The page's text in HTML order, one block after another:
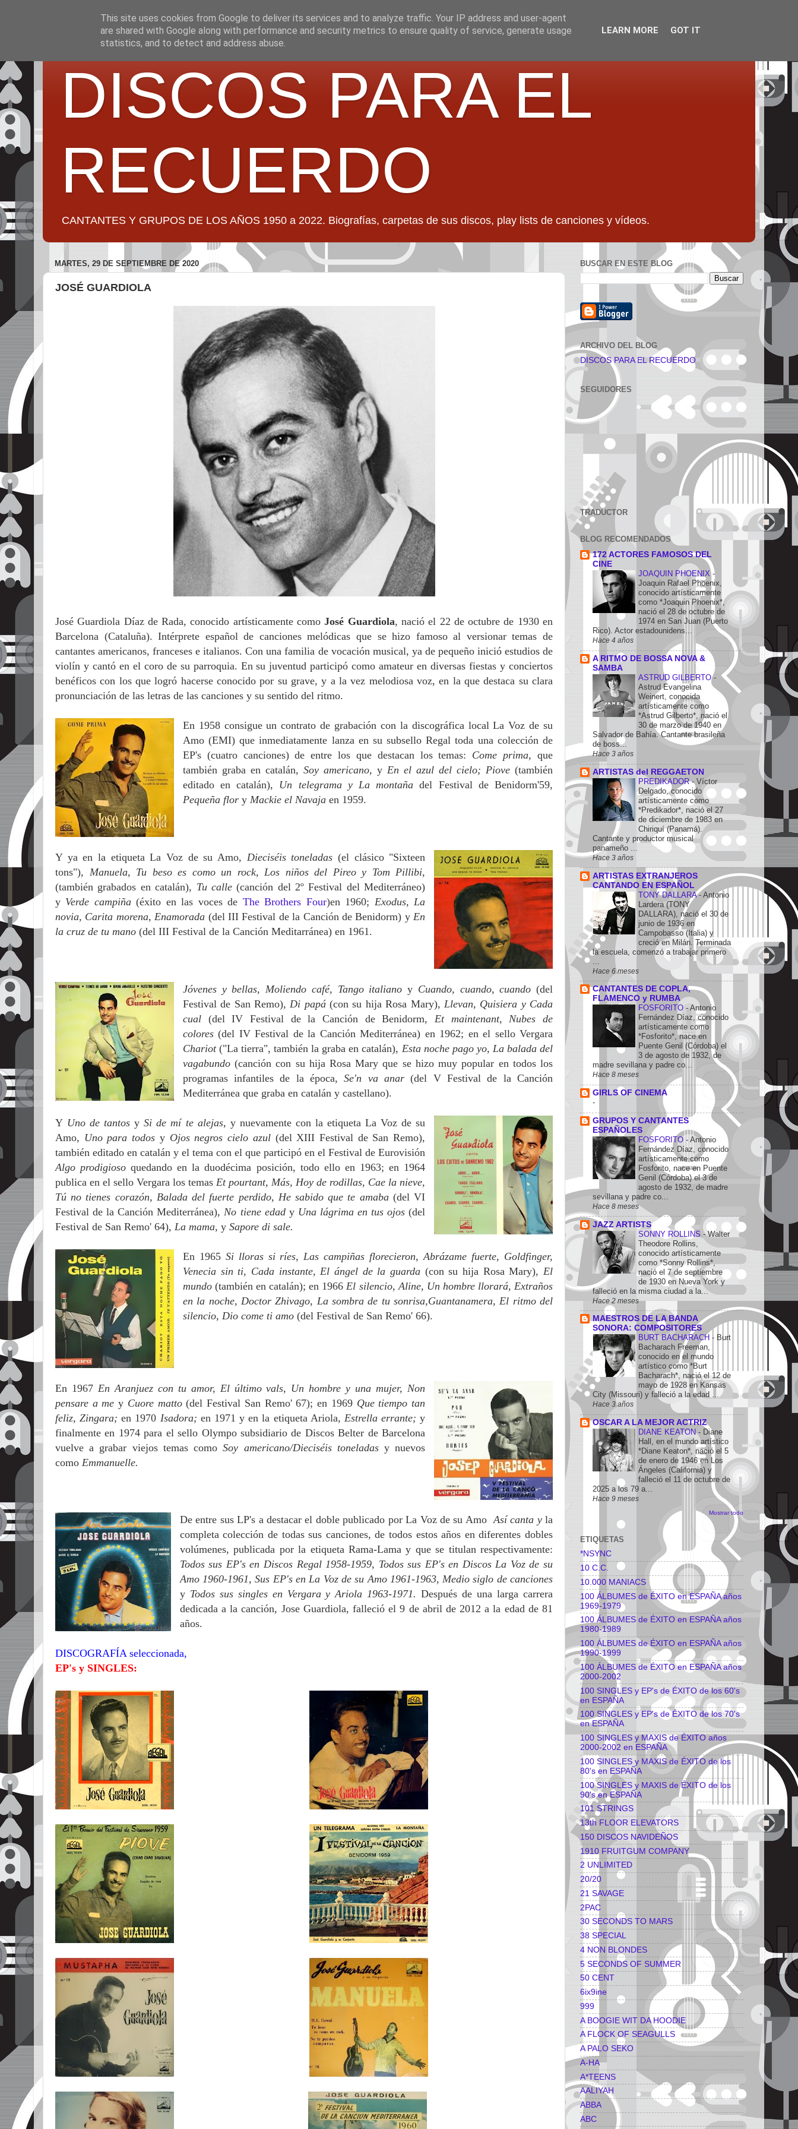
DISCOS PARA EL
RECUERDO
CANTANTES Y GRUPOS DE LOS AÑOS 1950 a 2022. Biografías, carpetas de sus discos, play lists de canciones y vídeos.
MARTES, 29 DE SEPTIEMBRE DE 2020
JOSÉ GUARDIOLA
José Guardiola Díaz de Rada, conocido artísticamente comoJosé Guardiola, nació el 22 de octubre de 1930 en
Barcelona (Cataluña). Intérprete español de canciones melódicas que se hizo famoso al versionar temas de
cantantes americanos, franceses e italianos. Con una familia de vocación musical, ya de pequeño inició estudios de
violín y cantó en el coro de su parroquia. En su juventud participó como amateur en diversas fiestas y conciertos
benéficos con los que logró hacerse conocido por su grave, y a la vez melodiosa voz, en la que destaca su clara
pronunciación de las letras de las canciones y su sentido del ritmo.
En 1958 consigue un contrato de grabación con la discográfica local La Voz de su
Amo (EMI) que inmediatamente lanza en su subsello Regal toda una colección de
EP's (cuatro canciones) de entre los que destacan los temas: Come prima, que
también graba en catalán, Soy americano, yEn el azul del cielo; Piove(también
editado en catalán), Un telegrama y La montañadel Festival de Benidorm'59,
Pequeña flor y Mackie el Navaja en 1959.
Y ya en la etiqueta La Voz de su Amo, Dieciséis toneladas (el clásico "Sixteen
tons"), Manuela, Tu beso es como un rock, Los niños del Pireo y Tom Pillibi,
(también grabados en catalán), Tu calle(canción del 2º Festival del Mediterráneo)
y Verde campiña(éxito en las voces de The Brothers Four)en 1960; Exodus, La
novia, Carita morena, Enamorada (del III Festival de la Canción de Benidorm) y En
la cruz de tu mano (del III Festival de la Canción Meditarránea) en 1961.
Jóvenes y bellas, Moliendo café, Tango italianoy Cuando, cuando, cuando(del
Festival de San Remo), Di papá(con su hija Rosa Mary), Llevan, Quisiera y Cada
cual(del IV Festival de la Canción de Benidorm, Et maintenant, Nubes de
colores(del IV Festival de la Canción Mediterránea) en 1962; en el sello Vergara
Chariot ("La tierra", también la graba en catalán), Esta noche pago yo, La balada del
vagabundo(canción con su hija Rosa Mary que se hizo muy popular en todos los
programas infantiles de la época,Se'n va anar(del V Festival de la Canción
Mediterránea que graba en catalán y castellano).
Y Uno de tantos y Si de mí te alejas, y nuevamente con la etiqueta La Voz de su
Amo, Uno para todos y Ojos negros cielo azul (del XIII Festival de San Remo),
también editado en catalán y el tema con el que participó en el Festival de Eurovisión
Algo prodigiosoquedando en la duodécima posición, todo ello en 1963; en 1964
publica en el sello Vergara los temas Et pourtant, Más, Hoy de rodillas, Cae la nieve,
Tú no tienes corazón, Balada del fuerte perdido, He sabido que te amaba (del VI
Festival de la Canción Mediterránea), No tiene edad y Una lágrima en tus ojos (del
Festival de San Remo' 64), La mama, y Sapore di sale.
En 1965 Si lloras si ríes, Las campiñas florecieron,Abrázame fuerte, Goldfinger,
Venecia sin ti, Cada instante, El ángel de la guarda (con su hija Rosa Mary), El
mundo (también en catalán); en 1966 El silencio, Aline, Un hombre llorará, Extraños
en la noche, Doctor Zhivago, La sombra de tu sonrisa,Guantanamera, El ritmo del
silencio, Dio come ti amo (del Festival de San Remo' 66).
En 1967 En Aranjuez con tu amor, El último vals, Un hombre y una mujer, Non
pensare a mey Cuore matto(del Festival San Remo' 67); en 1969 Que tiempo tan
feliz, Zingara;en 1970 Isadora; en 1971 y en la etiqueta Ariola, Estrella errante;y
finalmente en 1974 para el sello Olympo subsidiario de Discos Belter de Barcelona
vuelve a grabar viejos temas comoSoy americano/Dieciséis toneladas y nuevos
como Emmanuelle.
De entre sus LP's a destacar el doble publicado por La Voz de su AmoAsí canta yla
completa colección de todas sus canciones, de todos estos años en diferentes dobles
volúmenes, publicada por la etiqueta Rama-Lama y que se titulan respectivamente:
Todos sus EP's en Discos Regal 1958-1959, Todos sus EP's en Discos La Voz de su
Amo 1960-1961, Sus EP's en La Voz de su Amo 1961-1963, Medio siglo de canciones
y Todos sus singles en Vergara y Ariola 1963-1971.Después de una larga carrera
dedicada a la canción, Jose Guardiola, falleció el 9 de abril de 2012 a la edad de 81
años.
DISCOGRAFÍA seleccionada,
EP's y SINGLES:
BUSCAR EN ESTE BLOG
ARCHIVO DEL BLOG
DISCOS PARA EL RECUERDO
SEGUIDORES
TRADUCTOR
BLOG RECOMENDADOS
172 ACTORES FAMOSOS DEL
CINE
JOAQUIN PHOENIX-
Joaquin Rafael Phoenix,
conocido artísticamente
como *Joaquin Phoenix*,
nació el 28 de octubre de
1974 en San Juan (Puerto
Rico). Actor estadounidens...
Hace 4 años
A RITMO DE BOSSA NOVA &
SAMBA
ASTRUD GILBERTO-
Astrud Evangelina
Weinert, conocida
artísticamente como
*Astrud Gilberto*, nació el
30 de marzo de 1940 en
Salvador de Bahía. Cantante brasileña
de boss...
Hace 3 años
ARTISTAS del REGGAETON
PREDIKADOR- Víctor
Delgado, conocido
artísticamente como
*Predikador*, nació el 27
de diciembre de 1983 en
Chiriquí (Panamá).
Cantante y productor musical
panameño ...
Hace 3 años
ARTISTAS EXTRANJEROS
CANTANDO EN ESPAÑOL
TONY DALLARA- Antonio
Lardera (TONY
DALLARA), nació el 30 de
junio de 1936 en
Campobasso (Italia) y
creció en Milán. Terminada
la escuela, comenzó a trabajar primero
Hace 6 meses
CANTANTES DE COPLA,
FLAMENCO y RUMBA
FOSFORITO - Antonio
Fernández Díaz, conocido
artísticamente como
*Fosforito*, nace en
Puente Genil (Córdoba) el
3 de agosto de 1932, de
madre sevillana y padre co...
Hace 8 meses
GIRLS OF CINEMA
-
GRUPOS Y CANTANTES
ESPAÑOLES
FOSFORITO - Antonio
Fernández Díaz, conocido
artísticamente como
Fosforito, nace en Puente
Genil (Córdoba) el 3 de
agosto de 1932, de madre
sevillana y padre co...
Hace 8 meses
JAZZ ARTISTS
SONNY ROLLINS -Walter
Theodore Rollins,
conocido artísticamente
como *Sonny Rollins*,
nació el 7 de septiembre
de 1930 en Nueva York y
falleció en la misma ciudad a la...
Hace 2 meses
MAESTROS DE LA BANDA
SONORA: COMPOSITORES
BURT BACHARACH - Burt
Bacharach Freeman,
conocido en el mundo
artístico como *Burt
Bacharach*, nació el 12 de
mayo de 1928 en Kansas
City (Missouri) y falleció a la edad ...
Hace 3 años
OSCAR A LA MEJOR ACTRIZ
DIANE KEATON- Diane
Hall, en el mundo artístico
*Diane Keaton*, nació el 5
de enero de 1946 en Los
Ángeles (California) y
falleció el 11 de octubre de
2025 a los 79 a...
Hace 9 meses
Mostrar todo
ETIQUETAS
*NSYNC
10 C.C.
10.000 MANIACS
100 ÁLBUMES de ÉXITO en ESPAÑA años
1969-1979
100 ÁLBUMES de ÉXITO en ESPAÑA años
1980-1989
100 ÁLBUMES de ÉXITO en ESPAÑA años
1990-1999
100 ÁLBUMES de ÉXITO en ESPAÑA años
2000-2002
100 SINGLES y EP's de ÉXITO de los 60's
en ESPAÑA
100 SINGLES y EP's de ÉXITO de los 70's
en ESPAÑA
100 SINGLES y MAXIS de ÉXITO años
2000-2002 en ESPAÑA
100 SINGLES y MAXIS de ÉXITO de los
80's en ESPAÑA
100 SINGLES y MAXIS de ÉXITO de los
90's en ESPAÑA
101 STRINGS
13th FLOOR ELEVATORS
150 DISCOS NAVIDEÑOS
1910 FRUITGUM COMPANY
2 UNLIMITED
20/20
21 SAVAGE
2PAC
30 SECONDS TO MARS
38 SPECIAL
4 NON BLONDES
5 SECONDS OF SUMMER
50 CENT
6ix9ine
999
A BOOGIE WIT DA HOODIE
A FLOCK OF SEAGULLS
A PALO SEKO
A-HA
A*TEENS
AALIYAH
ABBA
ABC
This site uses cookies from Google to deliver its services and to analyze traffic. Your IP address and user-agent
are shared with Google along with performance and security metrics to ensure quality of service, generate usage
statistics, and to detect and address abuse.
LEARN MORE GOT IT